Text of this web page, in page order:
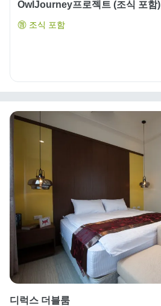
OwlJourney프로젝트 (조식 포함)
조식 포함
디럭스 더블룸